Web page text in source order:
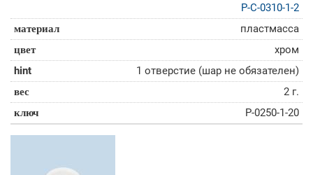
P-C-0310-1-2
пластмасса
хром
1 отверстие (шар не обязателен)
2 г.
P-0250-1-20